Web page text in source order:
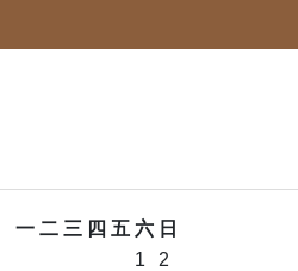
一 二 三 四 五 六 日
1
2